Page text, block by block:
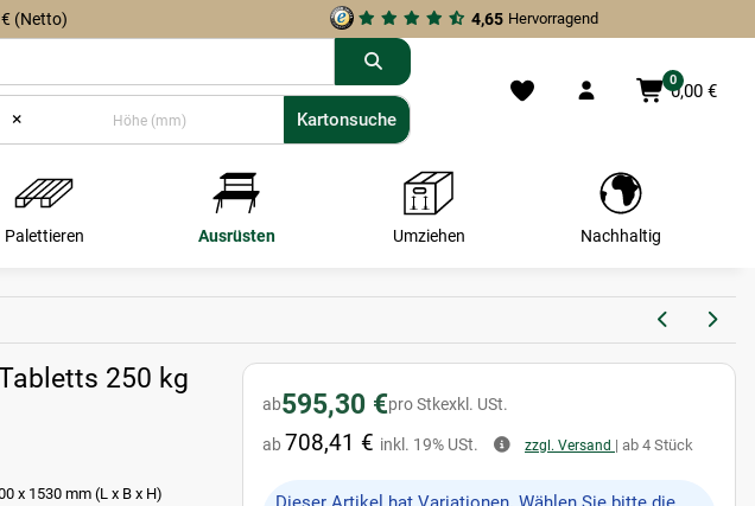
(Netto) 4,65 Hervorragend
0
0,00 €
× Kartonsuche
Kartonsuche
Palettieren Ausrüsten Umziehen Nachhaltig
250 kg
x 1530 mm (L x B x H)
ab595,30 €pro Stkexkl. USt.
ab708,41 € inkl. 19% USt. zzgl. Versand | ab 4 Stück
x